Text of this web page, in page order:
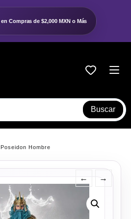
Compras de$2,000 MXN o Más
Buscar
Hombre
← →